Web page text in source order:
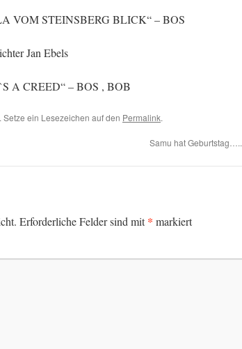
VOM STEINSBERG BLICK“ – BOS
Jan Ebels
A CREED“ – BOS , BOB
Setze ein Lesezeichen auf den Permalink.
Samu hat Geburtstag…..
Erforderliche Felder sind mit* markiert